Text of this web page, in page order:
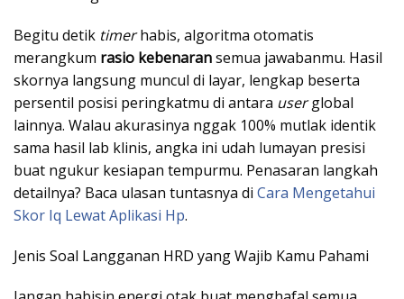
Begitu detik timerhabis, algoritma otomatis
merangkum rasio kebenaransemua jawabanmu. Hasil
skornya langsung muncul di layar, lengkap beserta
persentil posisi peringkatmu di antara userglobal
lainnya. Walau akurasinya nggak 100% mutlak identik
sama hasil lab klinis, angka ini udah lumayan presisi
buat ngukur kesiapan tempurmu. Penasaran langkah
detailnya? Baca ulasan tuntasnya di Cara Mengetahui
Skor Iq Lewat Aplikasi Hp.
Jenis Soal Langganan HRD yang Wajib Kamu Pahami